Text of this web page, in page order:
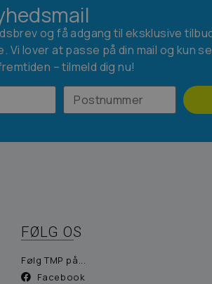
og få adgang til eksklusive
lover at passe på din mail og kun
– tilmeld dig nu!
FØLG OS
Følg TMP på...
Facebook